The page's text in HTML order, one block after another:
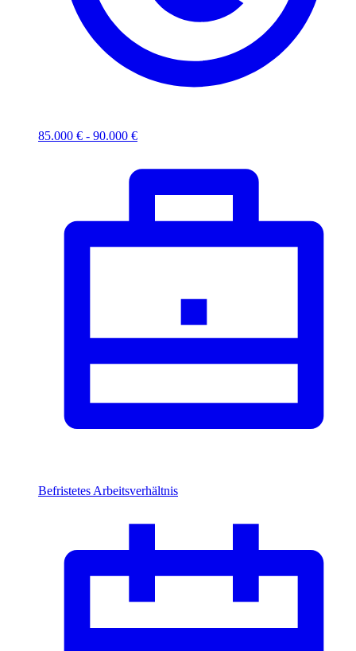
85.000 € - 90.000 €
Befristetes Arbeitsverhältnis